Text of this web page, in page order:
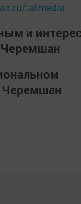
tatmedia
и